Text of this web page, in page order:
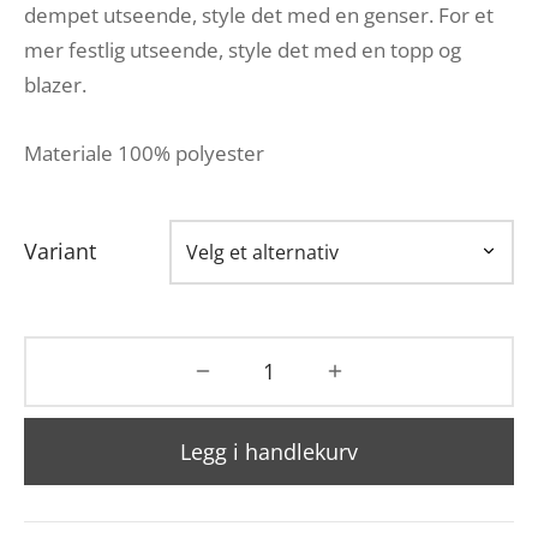
dempet utseende, style det med en genser. For et
mer festlig utseende, style det med en topp og
blazer.
Materiale 100% polyester
Variant
Legg i handlekurv